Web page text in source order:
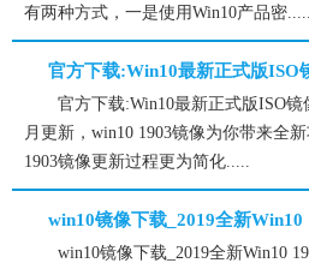
有两种方式，一是使用Win10产品密.....
官方下载:Win10最新正式版ISO
官方下载:Win10最新正式版ISO镜
月更新，win10 1903镜像为你带来全
1903镜像更新过程更为简化.....
win10镜像下载_2019全新
win10镜像下载_2019全新Win10